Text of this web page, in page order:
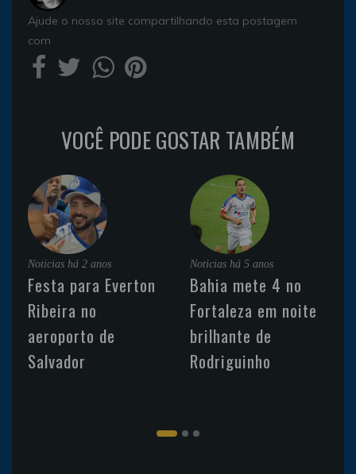
Ajude o nosso site compartilhando esta postagem
com
VOCÊ PODE GOSTAR TAMBÉM
Noticias há 2 anos
Festa para Everton
Ribeira no
aeroporto de
Salvador
Noticias há 5 anos
Bahia mete 4 no
Fortaleza em noite
brilhante de
Rodriguinho